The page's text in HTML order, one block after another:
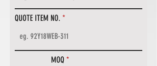
QUOTE ITEM NO.
MOQ